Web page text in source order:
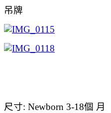
吊牌
尺寸: Newborn 3-18個 月